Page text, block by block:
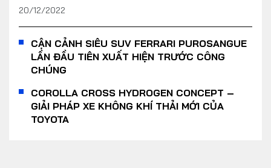
20/12/2022
CẬN CẢNH SIÊU SUV FERRARI PUROSANGUE
LẦN ĐẦU TIÊN XUẤT HIỆN TRƯỚC CÔNG
CHÚNG
COROLLA CROSS HYDROGEN CONCEPT –
GIẢI PHÁP XE KHÔNG KHÍ THẢI MỚI CỦA
TOYOTA